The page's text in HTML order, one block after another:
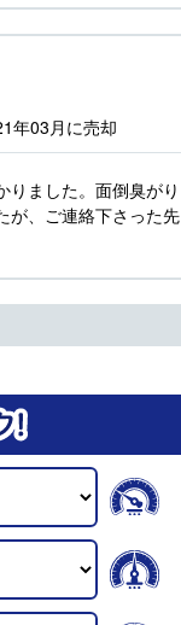
年03月 に売却
りました。面倒臭がり
が、ご連絡下さった先